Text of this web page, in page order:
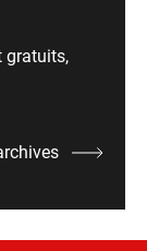
gratuits,